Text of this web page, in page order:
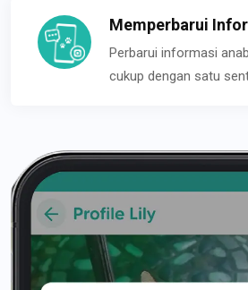
Memperbarui
Perbarui informasi
cukup dengan satu